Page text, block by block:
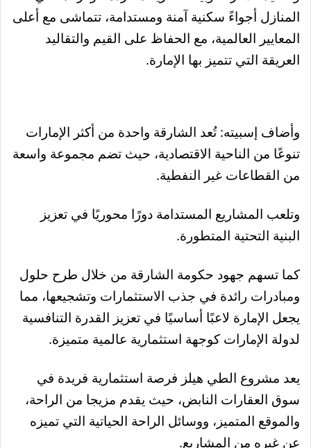
المنازل أجواءً سكنية آمنة ومستدامة، تتماشى مع أعلى
المعايير العالمية، مع الحفاظ على القيم والتقاليد
العريقة التي تتميز بها الإمارة.
وأضاف إسبيته: تُعد الشارقة واحدة من أكثر الإمارات
تنوعًا من الناحية الاقتصادية، حيث تضم مجموعة واسعة
من القطاعات غير النفطية.
وتلعب المشاريع المستدامة دورًا محوريًا في تعزيز
البنية التحتية المتطورة.
كما تسهم جهود حكومة الشارقة من خلال طرح حلول
ومبادرات رائدة في جذب الاستثمارات وتشجيعها، مما
يجعل الإمارة لاعبًا أساسيًا في تعزيز القدرة التنافسية
لدولة الإمارات كوجهة استثمارية عالمية متميزة.
يعد مشروع الطي هيلز فرصة استثمارية فريدة في
سوق العقارات النابض، حيث يقدم مزيجا من الراحة،
والموقع المتميز، ووسائل الراحة الحياتية التي تميزه
عن غيره من المشاريع.